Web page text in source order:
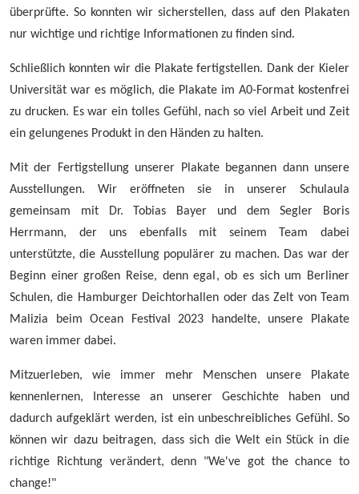
überprüfte. So konnten wir sicherstellen, dass auf den Plakaten
nur wichtige und richtige Informationen zu finden sind.
Schließlich konnten wir die Plakate fertigstellen. Dank der Kieler
Universität war es möglich, die Plakate im A0-Format kostenfrei
zu drucken. Es war ein tolles Gefühl, nach so viel Arbeit und Zeit
ein gelungenes Produkt in den Händen zu halten.
Mit der Fertigstellung unserer Plakate begannen dann unsere
Ausstellungen. Wir eröffneten sie in unserer Schulaula
gemeinsam mit Dr. Tobias Bayer und dem Segler Boris
Herrmann, der uns ebenfalls mit seinem Team dabei
unterstützte, die Ausstellung populärer zu machen. Das war der
Beginn einer großen Reise, denn egal, ob es sich um Berliner
Schulen, die Hamburger Deichtorhallen oder das Zelt von Team
Malizia beim Ocean Festival 2023 handelte, unsere Plakate
waren immer dabei.
Mitzuerleben, wie immer mehr Menschen unsere Plakate
kennenlernen, Interesse an unserer Geschichte haben und
dadurch aufgeklärt werden, ist ein unbeschreibliches Gefühl. So
können wir dazu beitragen, dass sich die Welt ein Stück in die
richtige Richtung verändert, denn "We've got the chance to
change!"